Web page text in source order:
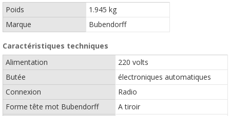
Poids
1.945 kg
Marque
Bubendorff
Caractéristiques techniques
Alimentation
220 volts
Butée
électroniques automatiques
Connexion
Radio
Forme tête mot Bubendorff
A tiroir